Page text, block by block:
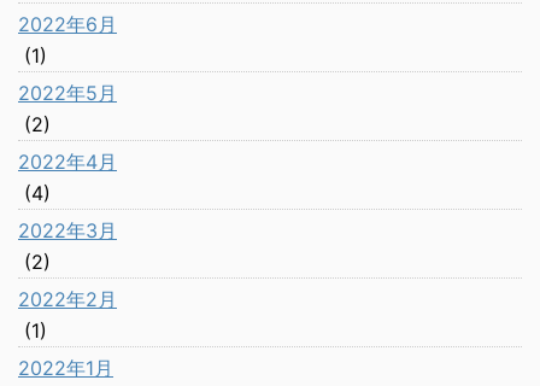
2022年6月
(1)
2022年5月
(2)
2022年4月
(4)
2022年3月
(2)
2022年2月
(1)
2022年1月